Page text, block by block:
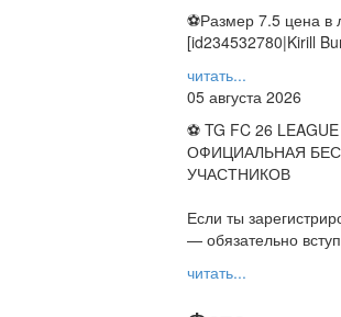
⚽️Размер 7.5 цена в
[id234532780|Kirill
читать...
05 августа 2026
⚽ TG FC 26
ОФИЦИАЛЬНАЯ
УЧАСТНИКОВ
Если ты
— обязательно
читать...